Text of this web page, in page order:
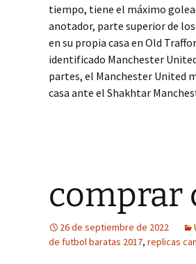
tiempo, tiene el máximo
anotador, parte superior de
en su propia casa en Old
identificado Manchester
partes, el Manchester United
casa ante el Shakhtar
comprar
26 de septiembre de 2022
de futbol baratas 2017, replicas